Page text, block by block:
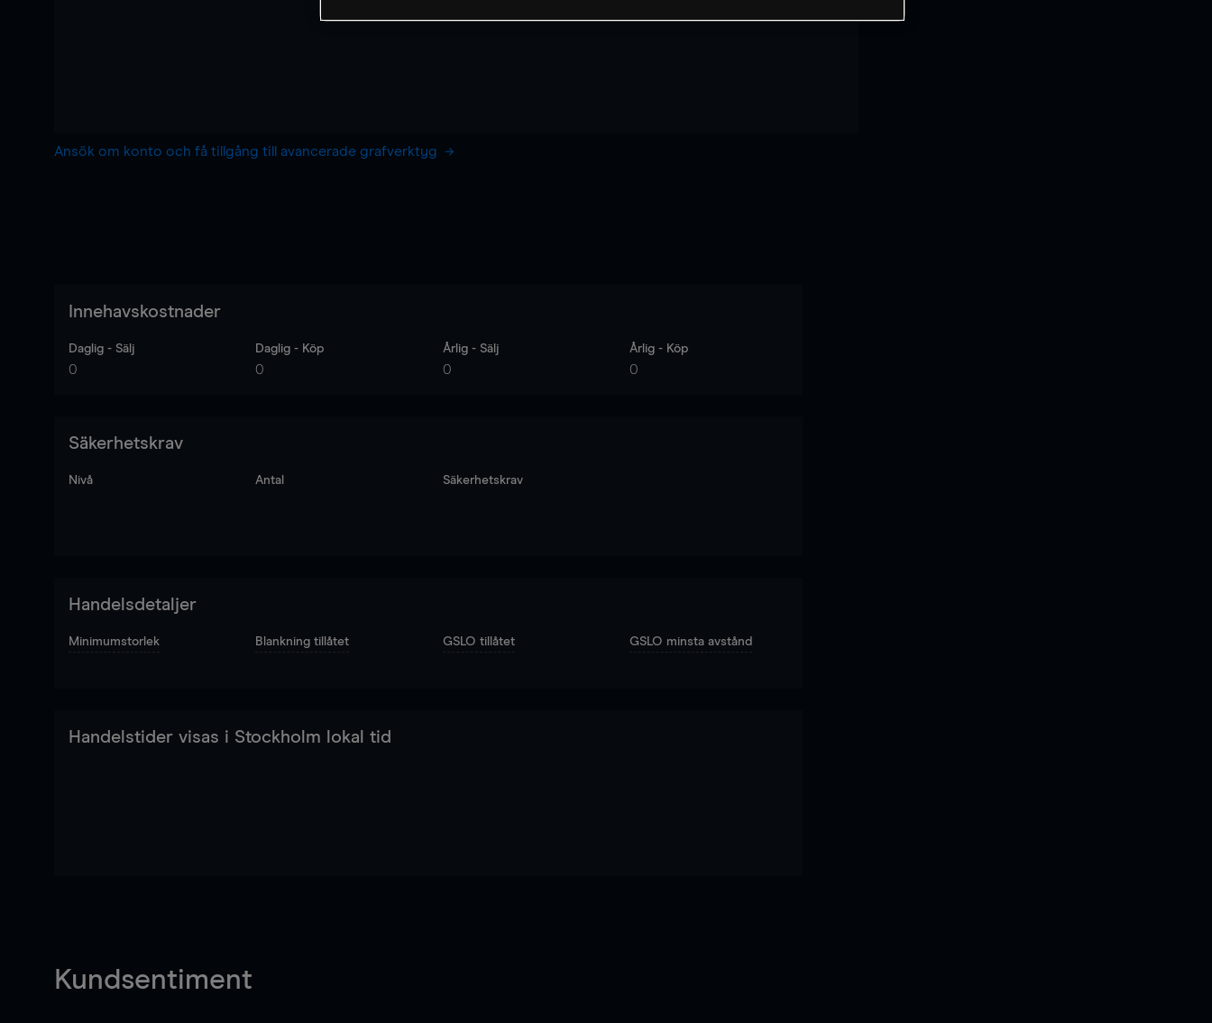
Ansök om konto och få tillgång till avancerade grafverktyg
Innehavskostnader
Daglig - Sälj
0
Daglig - Köp
0
Årlig - Sälj
0
Årlig - Köp
0
Säkerhetskrav
Nivå Antal Säkerhetskrav
Handelsdetaljer
Minimumstorlek Blankning tillåtet GSLO tillåtet GSLO minsta avstånd
Handelstider visas i Stockholm lokal tid
Kundsentiment